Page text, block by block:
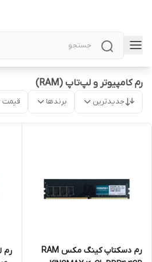
رم کامپیوتر و لپ‌تاپ (RAM)
جدیدترین برندها قیمت
رم دسکتاپ کینگ مکس RAM